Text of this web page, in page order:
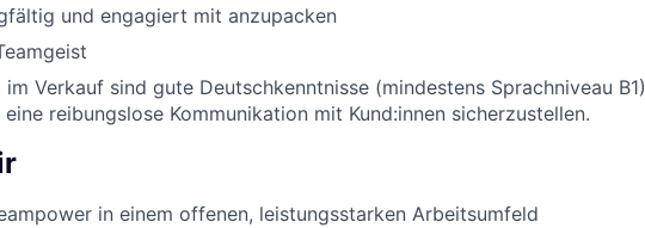
und engagiert mit anzupacken
Verkauf sind gute Deutschkenntnisse (mindestens Sprachniveau B1)
reibungslose Kommunikation mit Kund:innen sicherzustellen.
in einem offenen, leistungsstarken Arbeitsumfeld